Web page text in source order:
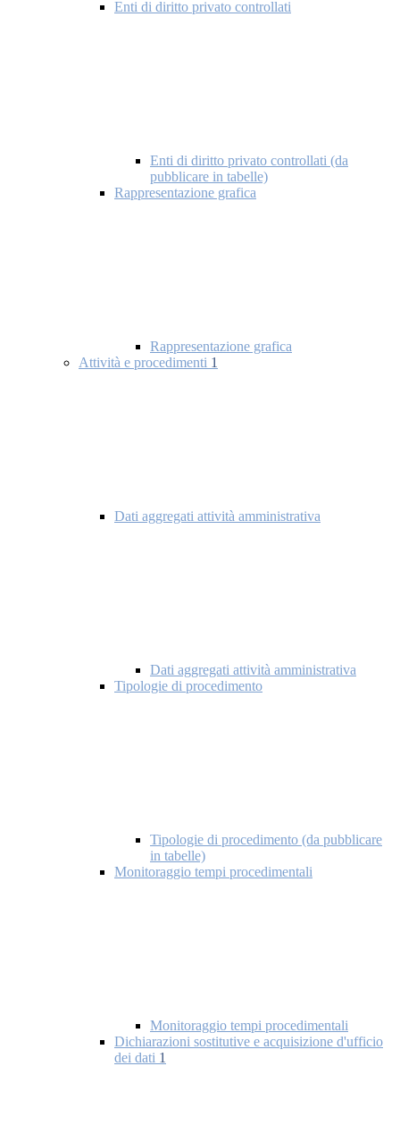
Enti di diritto privato controllati
Enti di diritto privato controllati (da
pubblicare in tabelle)
Rappresentazione grafica
Rappresentazione grafica
Attività e procedimenti 1
Dati aggregati attività amministrativa
Dati aggregati attività amministrativa
Tipologie di procedimento
Tipologie di procedimento (da pubblicare
in tabelle)
Monitoraggio tempi procedimentali
Monitoraggio tempi procedimentali
Dichiarazioni sostitutive e acquisizione d'ufficio
dei dati 1